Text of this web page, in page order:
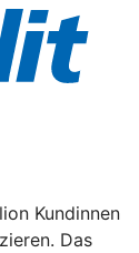
Kundinnen
Das